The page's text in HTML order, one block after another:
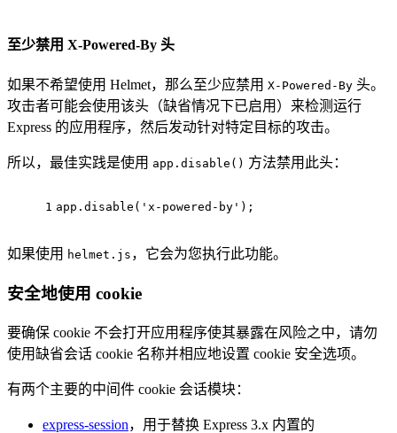
至少禁用 X-Powered-By 头
如果不希望使用 Helmet，那么至少应禁用 X-Powered-By 头。
攻击者可能会使用该头（缺省情况下已启用）来检测运行
Express 的应用程序，然后发动针对特定目标的攻击。
所以，最佳实践是使用 app.disable() 方法禁用此头：
1 app. disable ( 'x-powered-by' );
如果使用 helmet.js ，它会为您执行此功能。
安全地使用 cookie
要确保 cookie 不会打开应用程序使其暴露在风险之中，请勿
使用缺省会话 cookie 名称并相应地设置 cookie 安全选项。
有两个主要的中间件 cookie 会话模块：
express-session，用于替换 Express 3.x 内置的